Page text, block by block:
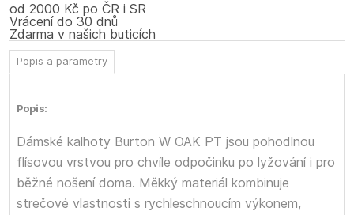
od 2000 Kč po ČR i SR
Vrácení do 30 dnů
Zdarma v našich buticích
Popis a parametry
Popis:
Dámské kalhoty Burton W OAK PT jsou pohodlnou
flísovou vrstvou pro chvíle odpočinku po lyžování i pro
běžné nošení doma. Měkký materiál kombinuje
strečové vlastnosti s rychleschnoucím výkonem,